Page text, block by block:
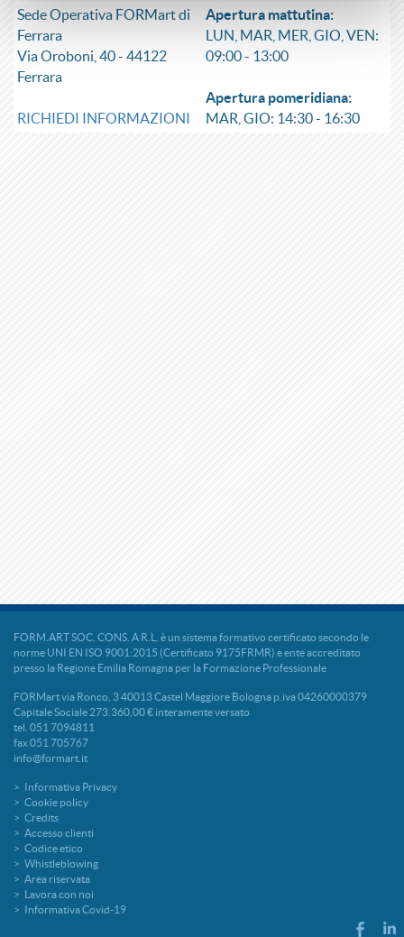
Sede Operativa FORMart di
Ferrara
Via Oroboni, 40 - 44122
Ferrara
RICHIEDI INFORMAZIONI
Apertura mattutina:
LUN, MAR, MER, GIO, VEN:
09:00 - 13:00
Apertura pomeridiana:
MAR, GIO: 14:30 - 16:30
FORM.ART SOC. CONS. A R.L. è un sistema formativo certificato secondo le
norme UNI EN ISO 9001:2015 (Certificato 9175FRMR) e ente accreditato
presso la Regione Emilia Romagna per la Formazione Professionale
FORMart via Ronco, 3 40013 Castel Maggiore Bologna p.iva 04260000379
Capitale Sociale 273.360,00 € interamente versato
tel. 051 7094811
fax 051 705767
info@formart.it
Informativa Privacy
Cookie policy
Credits
Accesso clienti
Codice etico
Whistleblowing
Area riservata
Lavora con noi
Informativa Covid-19